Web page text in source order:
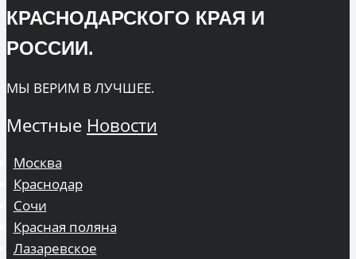
КРАСНОДАРСКОГО КРАЯ И
РОССИИ.
МЫ ВЕРИМ В ЛУЧШЕЕ.
Местные Новости
Москва
Краснодар
Сочи
Красная поляна
Лазаревское